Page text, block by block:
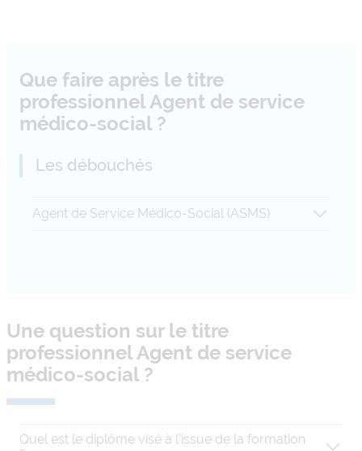
Que faire après le titre
professionnel Agent de service
médico-social ?
Les débouchés
Agent de Service Médico-Social (ASMS)
Une question sur le titre
professionnel Agent de service
médico-social ?
Quel est le diplôme visé à l’issue de la formation